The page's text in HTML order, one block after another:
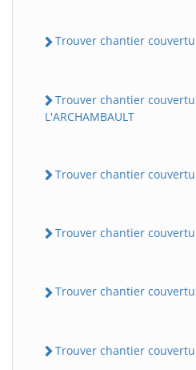
Trouver chantier
Trouver chantier
L'ARCHAMBAULT
Trouver chantier
Trouver chantier
Trouver chantier
Trouver chantier